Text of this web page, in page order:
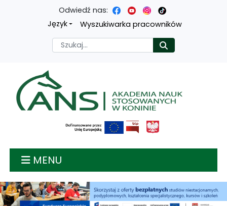
Przejdź
treści
głównej
Przejdź
menu
nawigacyjnego
Przejdź
wyszukiwarki
Przejdź
mapy
strony
Odwiedź nas:
Język
Wyszukiwarka pracowników
Szukaj
Akademia nauk
MENU